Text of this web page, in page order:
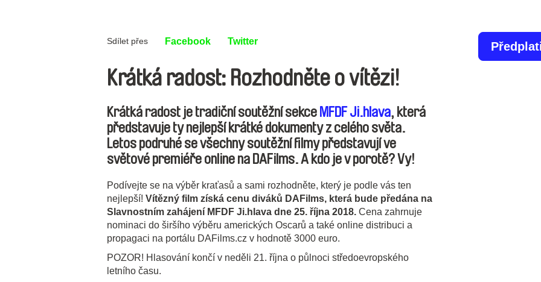
Sdílet přes Facebook Twitter
Krátká radost: Rozhodněte o vítězi!
Krátká radost je tradiční soutěžní sekce MFDF Ji.hlava, která
představuje ty nejlepší krátké dokumenty z celého světa.
Letos podruhé se všechny soutěžní filmy představují ve
světové premiéře online na DAFilms. A kdo je v porotě? Vy!
Podívejte se na výběr kraťasů a sami rozhodněte, který je podle vás ten
nejlepší! Vítězný film získá cenu diváků DAFilms, která bude předána na
Slavnostním zahájení MFDF Ji.hlava dne 25. října 2018. Cena zahrnuje
nominaci do širšího výběru amerických Oscarů a také online distribuci a
propagaci na portálu DAFilms.cz v hodnotě 3000 euro.
POZOR! Hlasování končí v neděli 21. října o půlnoci středoevropského
letního času.